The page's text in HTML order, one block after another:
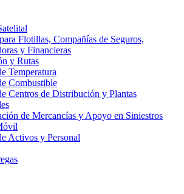
Flotillas, Compañías de Seguros,
y Financieras
y Rutas
Temperatura
Combustible
Centros de Distribución y Plantas
de Mercancías y Apoyo en Siniestros
Activos y Personal